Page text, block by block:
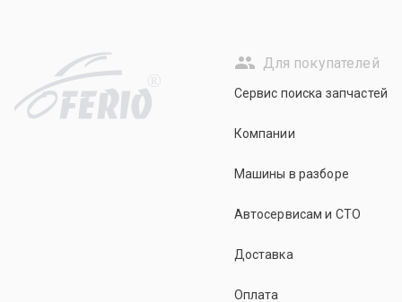
R
Для покупателей
Сервис поиска запчастей
Компании
Машины в разборе
Автосервисам и СТО
Доставка
Оплата